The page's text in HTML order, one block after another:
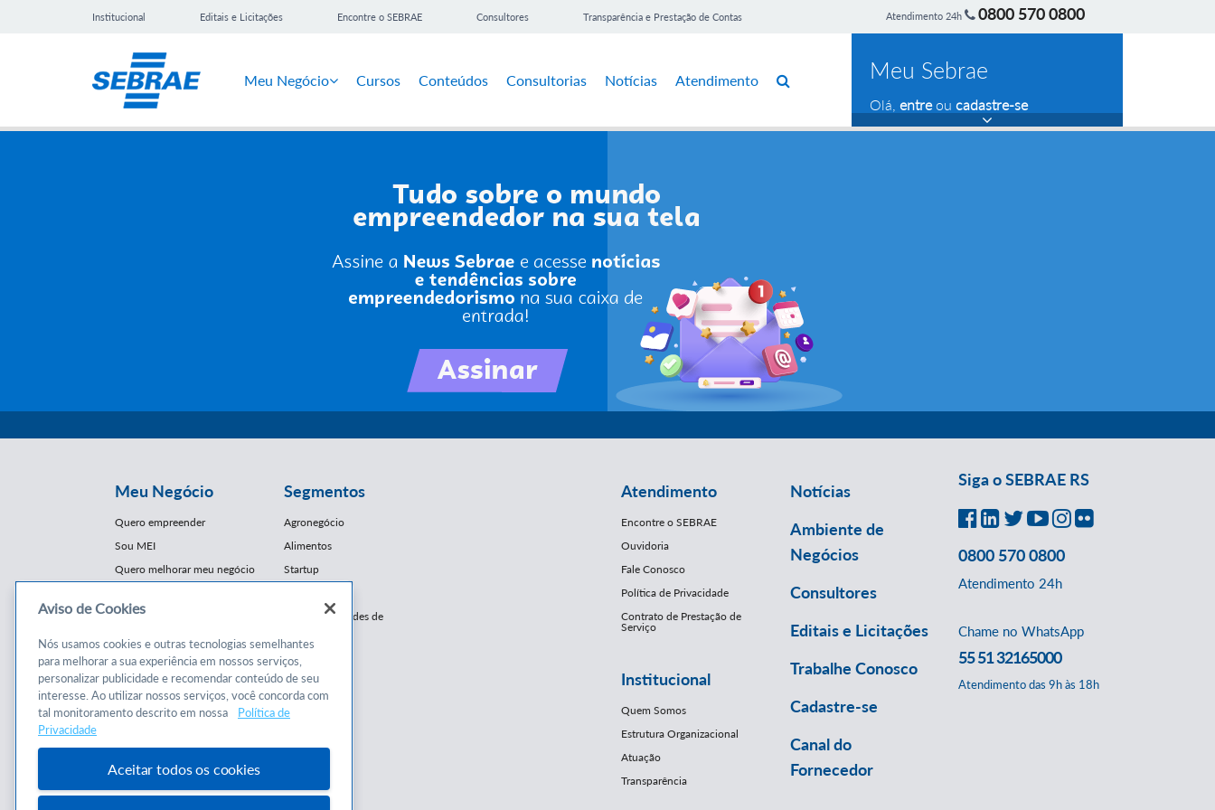
Institucional Editais e Licitações Encontre o SEBRAE Consultores Transparência e Prestação de Contas Atendimento 24h 0800 570 0800
Meu Negócio Cursos Conteúdos Consultorias Notícias Atendimento Meu Sebrae
Olá, entreou cadastre-se
Meu Negócio
Quero empreender
Sou MEI
Quero melhorar meu negócio
Cursos e
Conteúdos
Cursos
Consultorias
Programas
Segmentos
Agronegócio
Alimentos
Startup
Franquias / Redes de
Moda
Moveleiro
Saúde
Turismo
Mercopar
Atendimento
Encontre o SEBRAE
Ouvidoria
Fale Conosco
Política de Privacidade
Contrato de Prestação de
Serviço
Institucional
Quem Somos
Estrutura Organizacional
Atuação
Transparência
Notícias
Ambiente de
Negócios
Consultores
Editais e Licitações
Trabalhe Conosco
Cadastre-se
Canal do
Fornecedor
Siga o SEBRAE RS
0800 570 0800
Atendimento 24h
Chame no WhatsApp
55 51 32165000
Atendimento das 9h às 18h
Aviso de Cookies
Nós usamos cookies e outras tecnologias semelhantes
para melhorar a sua experiência em nossos serviços,
personalizar publicidade e recomendar conteúdo de seu
interesse. Ao utilizar nossos serviços, você concorda com
tal monitoramento descrito em nossa
Política de
Privacidade
Aceitar todos os cookies